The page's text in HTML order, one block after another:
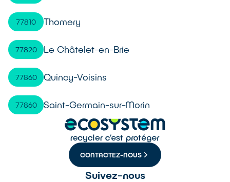
77810 Thomery
77820 Le Châtelet-en-Brie
77860 Quincy-Voisins
77860 Saint-Germain-sur-Morin
CONTACTEZ-NOUS
Suivez-nous